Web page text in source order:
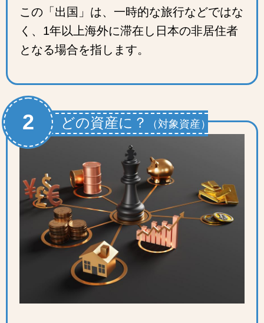
この「出国」は、一時的な旅行などではな
く、1年以上海外に滞在し日本の非居住者
となる場合を指します。
どの資産に？ （対象資産）
2